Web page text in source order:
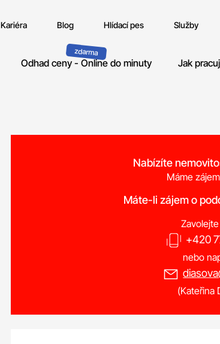
Kariéra Blog Hlídací pes Služby
Odhad ceny - Online do minuty Jak
Nabízíte
Máme
Máte-li zájem o
+420
nebo
(Kateřina